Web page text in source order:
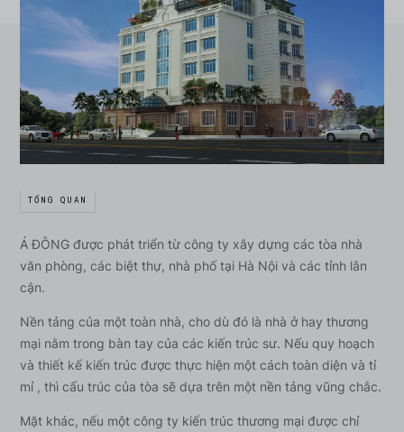
TỔNG QUAN
Á ĐÔNG được phát triển từ công ty xây dựng các tòa nhà
văn phòng, các biệt thự, nhà phố tại Hà Nội và các tỉnh lân
cận.
Nền tảng của một toàn nhà, cho dù đó là nhà ở hay thương
mại nằm trong bàn tay của các kiến trúc sư. Nếu quy hoạch
và thiết kế kiến trúc được thực hiện một cách toàn diện và tỉ
mỉ , thì cấu trúc của tòa sẽ dựa trên một nền tảng vũng chắc.
Mặt khác, nếu một công ty kiến trúc thương mại được chỉ